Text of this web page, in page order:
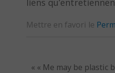
Mettre en favori le
« « Me may be plastic